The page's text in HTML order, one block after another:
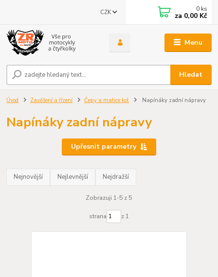
Menu
CZK
Hledat
0 ks
za 0,00 Kč
Úvod Zavěšení a řízení Čepy a matice kol Napínáky zadní nápravy
Napínáky zadní nápravy
Upřesnit parametry
Nejnovější Nejlevnější Nejdražší
Zobrazuji 1-5 z 5
strana z 1